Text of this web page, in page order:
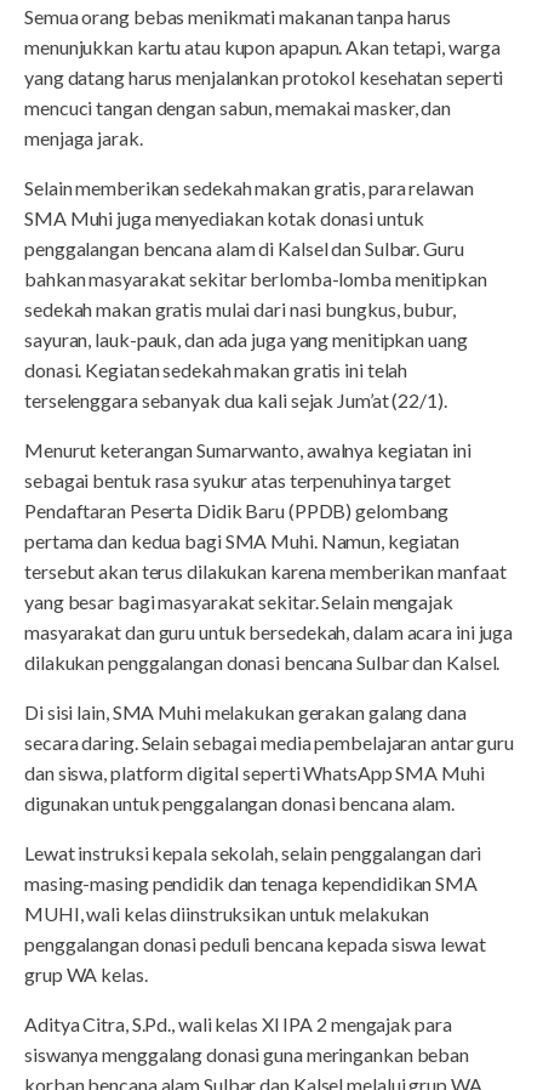
Semua orang bebas menikmati makanan tanpa harus
menunjukkan kartu atau kupon apapun. Akan tetapi, warga
yang datang harus menjalankan protokol kesehatan seperti
mencuci tangan dengan sabun, memakai masker, dan
menjaga jarak.
Selain memberikan sedekah makan gratis, para relawan
SMA Muhi juga menyediakan kotak donasi untuk
penggalangan bencana alam di Kalsel dan Sulbar. Guru
bahkan masyarakat sekitar berlomba-lomba menitipkan
sedekah makan gratis mulai dari nasi bungkus, bubur,
sayuran, lauk-pauk, dan ada juga yang menitipkan uang
donasi. Kegiatan sedekah makan gratis ini telah
terselenggara sebanyak dua kali sejak Jum’at (22/1).
Menurut keterangan Sumarwanto, awalnya kegiatan ini
sebagai bentuk rasa syukur atas terpenuhinya target
Pendaftaran Peserta Didik Baru (PPDB) gelombang
pertama dan kedua bagi SMA Muhi. Namun, kegiatan
tersebut akan terus dilakukan karena memberikan manfaat
yang besar bagi masyarakat sekitar. Selain mengajak
masyarakat dan guru untuk bersedekah, dalam acara ini juga
dilakukan penggalangan donasi bencana Sulbar dan Kalsel.
Di sisi lain, SMA Muhi melakukan gerakan galang dana
secara daring. Selain sebagai media pembelajaran antar guru
dan siswa, platform digital seperti WhatsApp SMA Muhi
digunakan untuk penggalangan donasi bencana alam.
Lewat instruksi kepala sekolah, selain penggalangan dari
masing-masing pendidik dan tenaga kependidikan SMA
MUHI, wali kelas diinstruksikan untuk melakukan
penggalangan donasi peduli bencana kepada siswa lewat
grup WA kelas.
Aditya Citra, S.Pd., wali kelas XI IPA 2 mengajak para
siswanya menggalang donasi guna meringankan beban
korban bencana alam Sulbar dan Kalsel melalui grup WA